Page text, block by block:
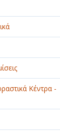
ΚΑΤΑΣΤΗΜΑΤΑ
Κέντρα -